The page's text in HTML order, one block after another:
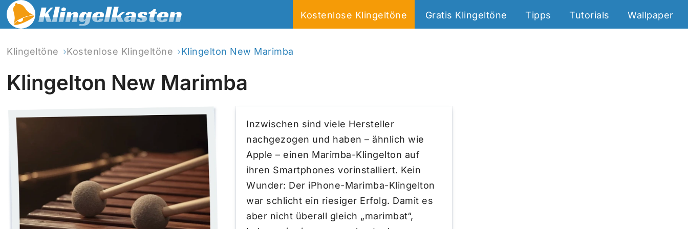
Kostenlose Klingeltöne Gratis Klingeltöne Tipps Tutorials Wallpaper
Klingeltöne Kostenlose Klingeltöne Klingelton New Marimba
Klingelton New Marimba
Inzwischen sind viele Hersteller
nachgezogen und haben – ähnlich wie
Apple – einen Marimba-Klingelton auf
ihren Smartphones vorinstalliert. Kein
Wunder: Der iPhone-Marimba-Klingelton
war schlicht ein riesiger Erfolg. Damit es
aber nicht überall gleich „marimbat“,